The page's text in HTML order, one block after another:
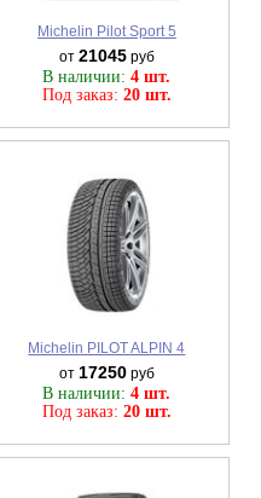
Michelin Pilot Sport 5
от 21045руб
В наличии:4 шт.
Под заказ: 20 шт.
Michelin PILOT ALPIN 4
от 17250руб
В наличии:4 шт.
Под заказ: 20 шт.